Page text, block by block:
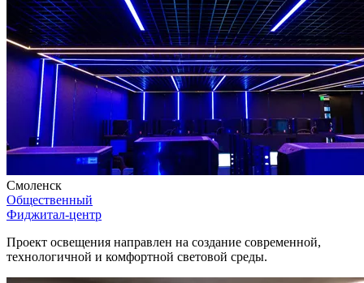
Смоленск
Общественный
Фиджитал-центр
Проект освещения направлен на создание современной,
технологичной и комфортной световой среды.